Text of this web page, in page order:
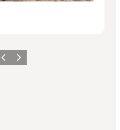
Vorherige Folie
Nächste Folie